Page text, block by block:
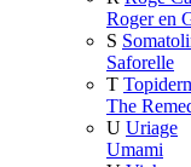
Roger en
S
Saforelle
T
The
U Uriage
Umami